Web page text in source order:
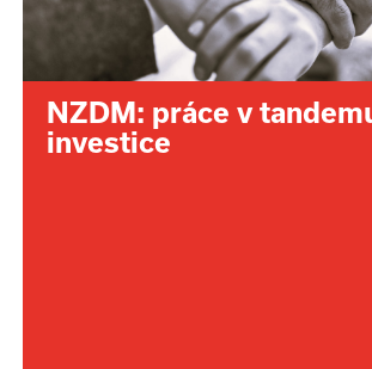
NZDM: práce v
investice